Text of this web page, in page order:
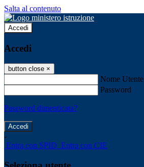
Salta al contenuto
Accedi
Accedi
button close ×
Nome Utente
Password
Password dimenticata?
-
Entra con SPID Entra con CIE